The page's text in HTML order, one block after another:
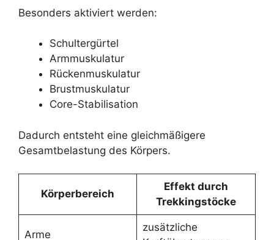
Besonders aktiviert werden:
Schultergürtel
Armmuskulatur
Rückenmuskulatur
Brustmuskulatur
Core-Stabilisation
Dadurch entsteht eine gleichmäßigere
Gesamtbelastung des Körpers.
Körperbereich
Effekt durch
Trekkingstöcke
Arme
zusätzliche